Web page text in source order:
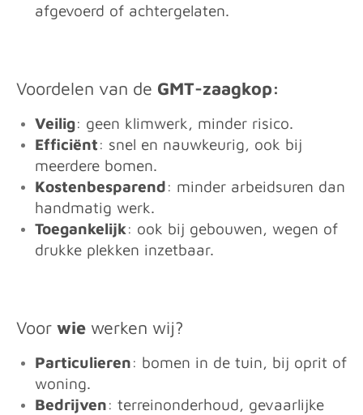
afgevoerd of achtergelaten.
Voordelen van de GMT-zaagkop:
Veilig: geen klimwerk, minder risico.
Efficiënt: snel en nauwkeurig, ook bij
meerdere bomen.
Kostenbesparend: minder arbeidsuren dan
handmatig werk.
Toegankelijk: ook bij gebouwen, wegen of
drukke plekken inzetbaar.
Voor wie werken wij?
Particulieren: bomen in de tuin, bij oprit of
woning.
Bedrijven: terreinonderhoud, gevaarlijke